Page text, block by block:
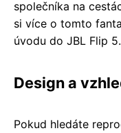
společníka na
si více o tomto
úvodu do JBL Flip 5.
Design a
Pokud hledáte